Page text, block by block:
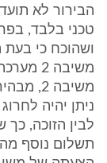
הבירור לא
טכני בלבד,
ושהוכח כי
משיבה
משיבה
ניתן יהיה